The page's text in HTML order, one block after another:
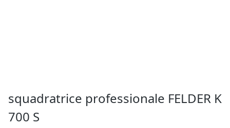
squadratrice professionale FELDER K
700 S